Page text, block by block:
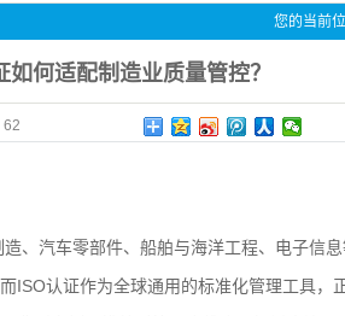
您的当前
如何适配制造业质量管控？
62
、汽车零部件、船舶与海洋工程、电子信
ISO认证作为全球通用的标准化管理工具，